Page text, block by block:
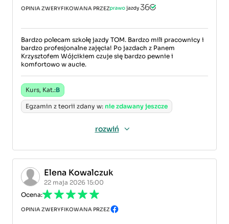
OPINIA ZWERYFIKOWANA PRZEZ
Bardzo polecam szkołę jazdy TOM. Bardzo mili pracownicy i
bardzo profesjonalne zajęcia! Po jazdach z Panem
Krzysztofem Wójcikiem czuje się bardzo pewnie i
komfortowo w aucie.
Kurs, Kat.:B
Egzamin z teorii zdany w: nie zdawany jeszcze
rozwiń
Elena Kowalczuk
22 maja 2026 15:00
Ocena:
OPINIA ZWERYFIKOWANA PRZEZ